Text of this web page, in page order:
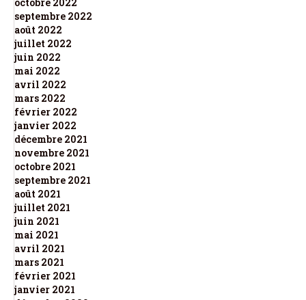
septembre 2022
août 2022
juillet 2022
juin 2022
mai 2022
avril 2022
mars 2022
février 2022
janvier 2022
décembre 2021
novembre 2021
octobre 2021
septembre 2021
août 2021
juillet 2021
juin 2021
mai 2021
avril 2021
mars 2021
février 2021
janvier 2021